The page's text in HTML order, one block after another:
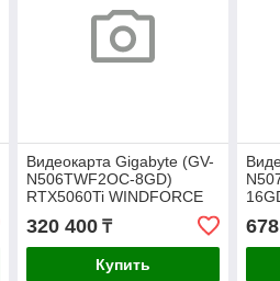
Видеокарта Gigabyte (GV-
N506TWF2OC-8GD)
RTX5060Ti WINDFORCE
320 400₸
Купить